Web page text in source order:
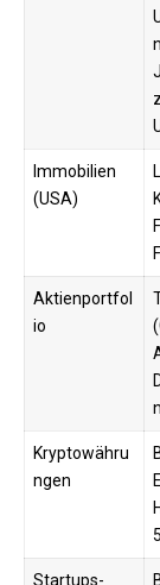
Immobilien
(USA)
Aktienportfol
io
n
Kryptowähru
ngen
Startups-